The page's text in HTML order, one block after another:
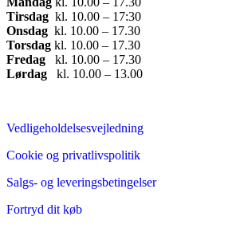
Tirsdag ​ kl. 10.00 – 17:30​
Onsdag ​ kl. 10.00 – 17.30​
Torsdag ​ kl. 10.00 – 17.30​
Fredag ​ kl. 10.00 – 17.30​
Lørdag ​ kl. 10.00 – 13.00
Vedligeholdelsesvejledning
Cookie og privatlivspolitik
Salgs- og leveringsbetingelser
Fortryd dit køb